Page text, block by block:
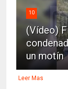
10
(Vídeo)
un motín
Leer Mas